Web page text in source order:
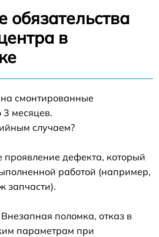
обязательства
в
на смонтированные
месяцев.
случаем?
проявление дефекта, который
работой (например,
запчасти).
поломка, отказ в
параметрам при